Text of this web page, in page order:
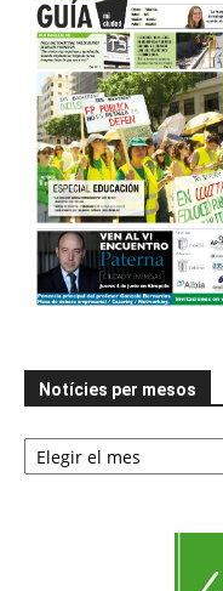
Notícies per mesos
Notícies
per